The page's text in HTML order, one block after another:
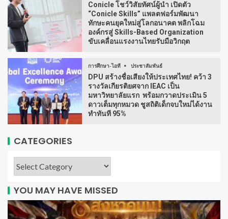
Conicle โชว์วิสัยทัศน์ผู้นำ เปิดตัว
“Conicle Skills” แพลตฟอร์มพัฒนา
ทักษะคนยุคใหม่สู่โลกอนาคต พลิกโฉม
องค์กรสู่ Skills-Based Organization
ขับเคลื่อนแรงงานไทยรับมือวิกฤต
การศึกษา-ไอที ประชาสัมพันธ์
DPU สร้างชื่อเสียงให้ประเทศไทย! คว้า 3
รางวัลเกียรติยศจาก IEAC เป็น
มหาวิทยาลัยแรก พร้อมกวาดประเมิน 5
ดาวเต็มทุกหมวด ชูสถิติเด็กจบใหม่ได้งาน
ทำทันที 95%
CATEGORIES
YOU MAY HAVE MISSED